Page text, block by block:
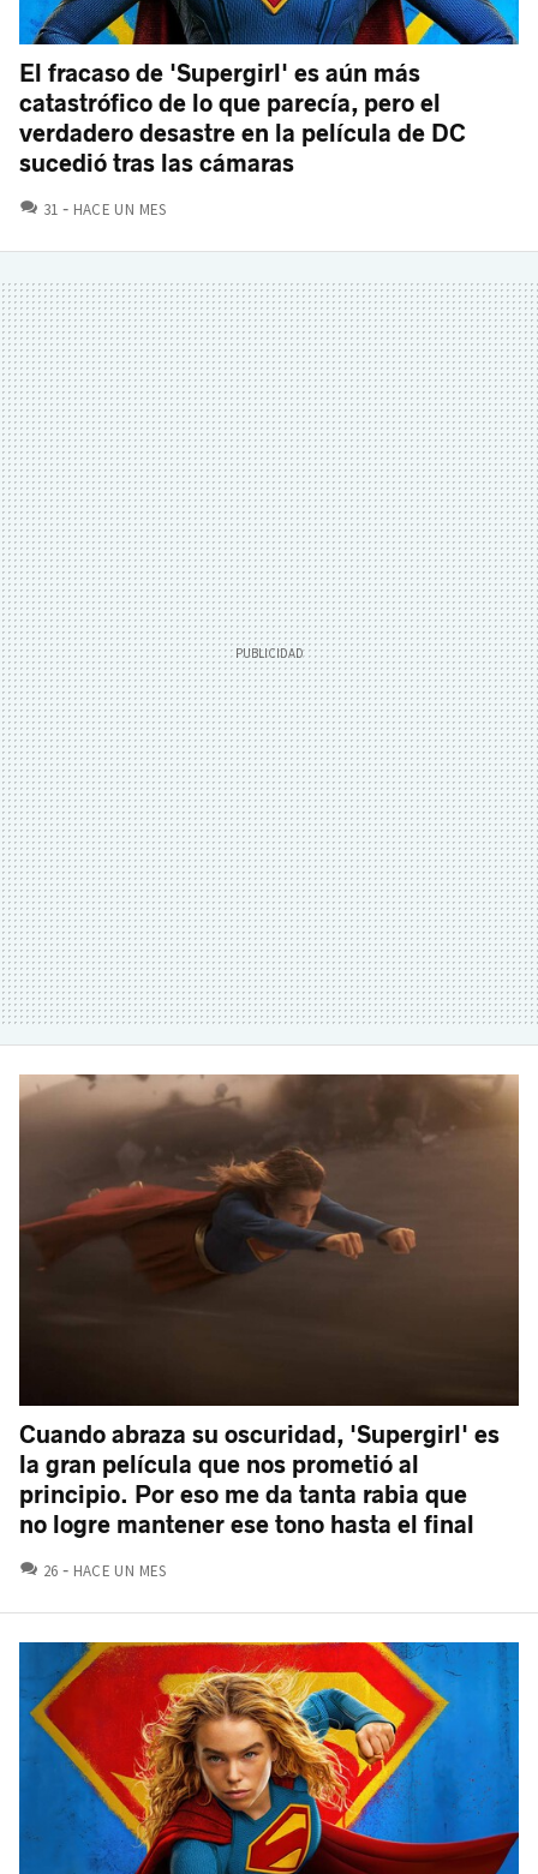
El fracaso de 'Supergirl' es aún más
catastrófico de lo que parecía, pero el
verdadero desastre en la película de DC
sucedió tras las cámaras
31 COMENTARIOS
HACE UN MES
Cuando abraza su oscuridad, 'Supergirl' es
la gran película que nos prometió al
principio. Por eso me da tanta rabia que
no logre mantener ese tono hasta el final
26 COMENTARIOS
HACE UN MES